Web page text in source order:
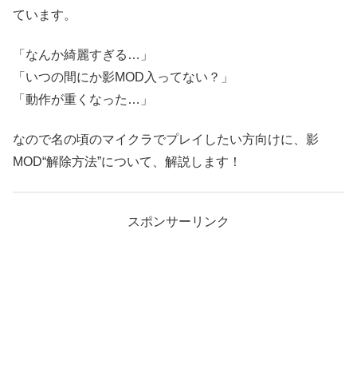
ています。
「なんか綺麗すぎる…」
「いつの間にか影MOD入ってない？」
「動作が重くなった…」
なので名の頃のマイクラでプレイしたい方向けに、影
MOD“解除方法”について、解説します！
スポンサーリンク